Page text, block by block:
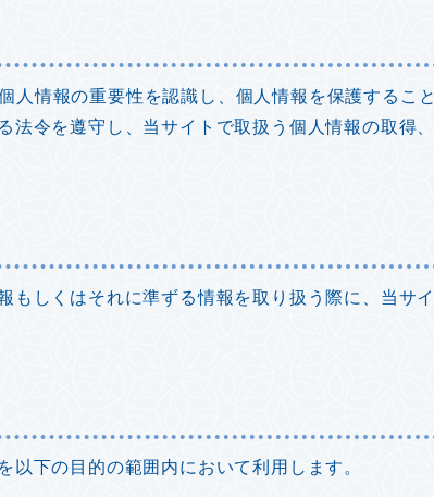
人情報の重要性を認識し、個人情報を保護すること
令を遵守し、当サイトで取扱う個人情報の取得、
もしくはそれに準ずる情報を取り扱う際に、当サイ
下の目的の範囲内において利用します。